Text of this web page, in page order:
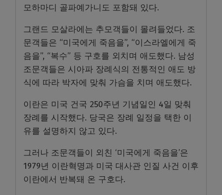
모하마디 골파예가니도 포함돼 있다.
그랜드 모살라에는 추모객들이 몰려들었다. 조
문객들은 “미국에게 죽음을”, “이스라엘에게 죽
음을”, “복수” 등 구호를 외치며 애도했다. 남성
조문객들은 시아파 장례식의 전통적인 애도 방
식에 따라 박자에 맞춰 가슴을 치며 애도했다.
이란은 미국 건국 250주년 기념일인 4일 맞춰
장례를 시작했다. 당국은 장례 일정을 택한 이
유를 설명하지 않고 있다.
그러나 조문객들이 외친 ‘미국에게 죽음을’은
1979년 이란혁명과 미국 대사관 인질 사건 이후
이란에서 반복돼 온 구호다.